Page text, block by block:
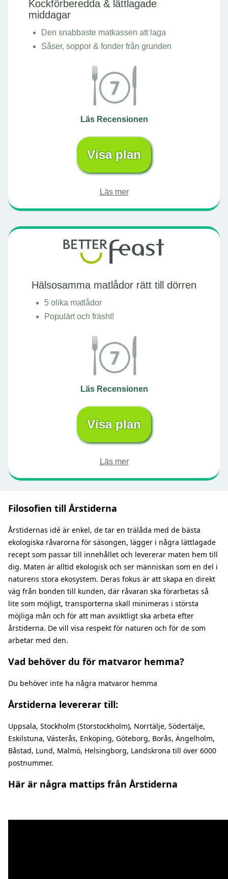
Kockförberedda & lättlagade
middagar
Den snabbaste matkassen att laga
Såser, soppor & fonder från grunden
Läs Recensionen
Visa plan
Läs mer
Hälsosamma matlådor rätt till dörren
5 olika matlådor
Populärt och fräsht!
Läs Recensionen
Visa plan
Läs mer
Filosofien till Årstiderna
Årstidernas idé är enkel, de tar en trälåda med de bästa
ekologiska råvarorna för säsongen, lägger i några lättlagade
recept som passar till innehållet och levererar maten hem till
dig. Maten är alltid ekologisk och ser människan som en del i
naturens stora ekosystem. Deras fokus är att skapa en direkt
väg från bonden till kunden, där råvaran ska förarbetas så
lite som möjligt, transporterna skall minimeras i största
möjliga mån och för att man avsiktligt ska arbeta efter
årstiderna. De vill visa respekt för naturen och för de som
arbetar med den.
Vad behöver du för matvaror hemma?
Du behöver inte ha några matvaror hemma
Årstiderna levererar till:
Uppsala, Stockholm (Storstockholm), Norrtälje, Södertälje,
Eskilstuna, Västerås, Enköping, Göteborg, Borås, Ängelholm,
Båstad, Lund, Malmö, Helsingborg, Landskrona till över 6000
postnummer.
Här är några mattips från Årstiderna